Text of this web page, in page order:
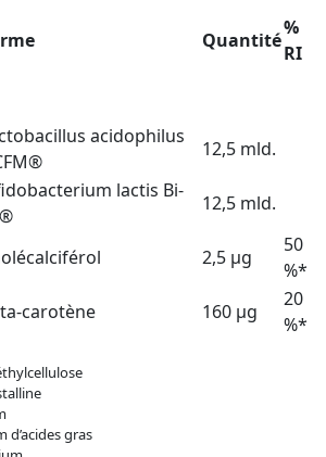
Quantité
%
RI
acidophilus
12,5 mld.
lactis Bi-
12,5 mld.
2,5 µg
50
%*
carotène 160 µg
20
%*
d’acides gras